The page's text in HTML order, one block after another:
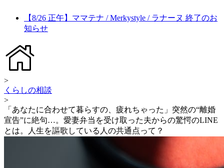
【8/26 正午】ママテナ / Merkystyle / ラナーヌ 終了のお
知らせ
>
くらしの相談
>
「あなたに合わせて暮らすの、疲れちゃった」突然の“離婚
宣告”に絶句…。愛妻弁当を受け取った夫からの驚愕のLINE
とは。人生を謳歌している人の共通点って？